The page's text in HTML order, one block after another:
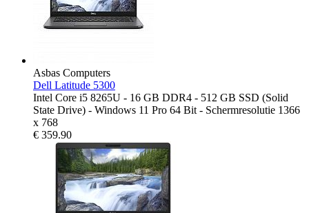
Asbas Computers
Dell Latitude 5300
Intel Core i5 8265U - 16 GB DDR4 - 512 GB SSD (Solid
State Drive) - Windows 11 Pro 64 Bit - Schermresolutie 1366
x 768
€ 359.90